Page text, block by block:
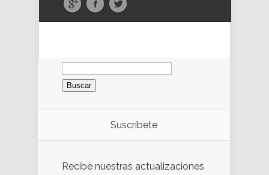
Buscar:
Suscríbete
Recibe nuestras actualizaciones